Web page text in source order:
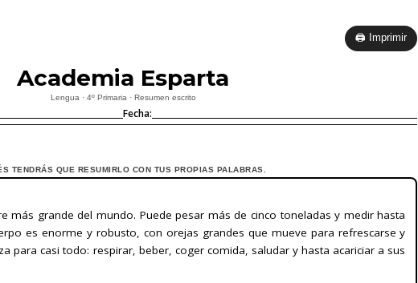
🖨 Imprimir
Academia Esparta
Lengua · 4º Primaria · Resumen escrito
Fecha:
TENDRÁS QUE RESUMIRLO CON TUS PROPIAS PALABRAS.
más grande del mundo. Puede pesar más de cinco toneladas y medir hasta
es enorme y robusto, con orejas grandes que mueve para refrescarse y
para casi todo: respirar, beber, coger comida, saludar y hasta acariciar a sus